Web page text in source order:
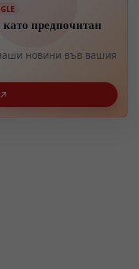
предпочитан
новини във вашия